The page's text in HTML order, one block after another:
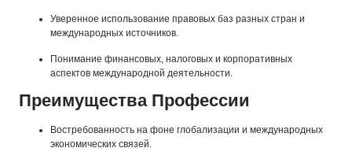
Уверенное использование правовых баз разных стран и
международных источников.
Понимание финансовых, налоговых и корпоративных
аспектов международной деятельности.
Преимущества Профессии
Востребованность на фоне глобализации и международных
экономических связей.